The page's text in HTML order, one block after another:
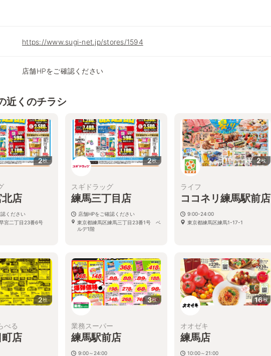
https://www.sugi-net.jp/stores/1594
店舗HPをご確認ください
近くのチラシ
2枚
店
ください
宮二丁目23番6号
2枚
スギドラッグ
練馬三丁目店
店舗HPをご確認ください
東京都練馬区練馬三丁目23番1号 ベ
ルデ1階
2枚
ライフ
ココネリ練馬駅前店
9:00-24:00
東京都練馬区練馬1-17-1
2枚
べる
店
3枚
業務スーパー
練馬駅前店
9:00～24:00
16枚
オオゼキ
練馬店
10:00～21:00